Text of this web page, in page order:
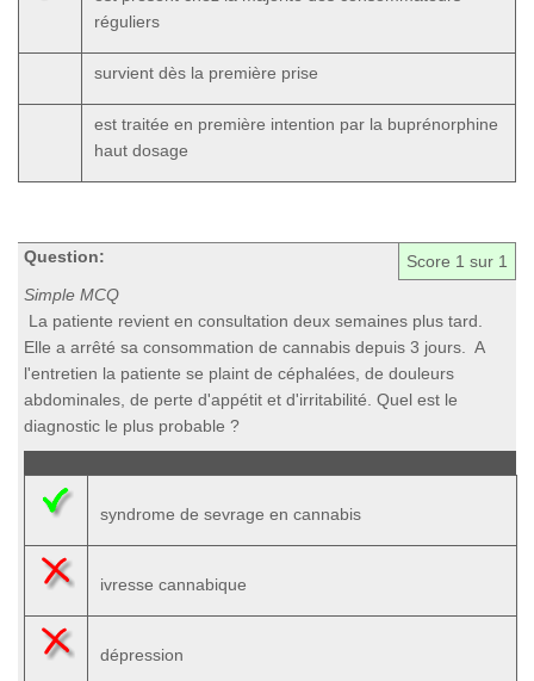
réguliers
survient dès la première prise
est traitée en première intention par la buprénorphine
haut dosage
Score 1 sur 1
Question:
Simple MCQ
La patiente revient en consultation deux semaines plus tard.
Elle a arrêté sa consommation de cannabis depuis 3 jours. A
l'entretien la patiente se plaint de céphalées, de douleurs
abdominales, de perte d'appétit et d'irritabilité. Quel est le
diagnostic le plus probable ?
syndrome de sevrage en cannabis
ivresse cannabique
dépression